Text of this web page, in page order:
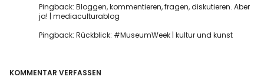
Pingback:Bloggen, kommentieren, fragen, diskutieren. Aber
ja! | mediaculturablog
Pingback:Rückblick: #MuseumWeek | kultur und kunst
KOMMENTAR VERFASSEN